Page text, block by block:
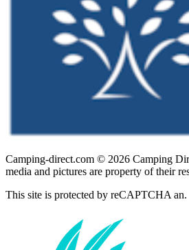
Camping-direct.com © 2026 Camping
media and pictures are property of their
This site is protected by reCAPTCHA an.